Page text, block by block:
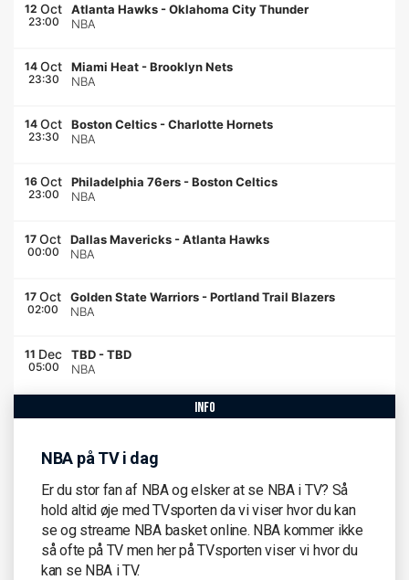
12 Oct
23:00
Atlanta Hawks -Oklahoma City Thunder
NBA
14 Oct
23:30
Miami Heat -Brooklyn Nets
NBA
14 Oct
23:30
Boston Celtics -Charlotte Hornets
NBA
16 Oct
23:00
Philadelphia 76ers -Boston Celtics
NBA
17 Oct
00:00
Dallas Mavericks -Atlanta Hawks
NBA
17 Oct
02:00
Golden State Warriors -Portland Trail Blazers
NBA
11 Dec
05:00
TBD -TBD
NBA
info
NBA på TV i dag
Er du stor fan af NBA og elsker at se NBA i TV? Så
hold altid øje med TVsporten da vi viser hvor du kan
se og streame NBA basket online. NBA kommer ikke
så ofte på TV men her på TVsporten viser vi hvor du
kan se NBA i TV.